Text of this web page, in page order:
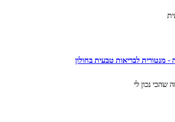
מנטורית לבריאות טבעית בחולון
נכון לי